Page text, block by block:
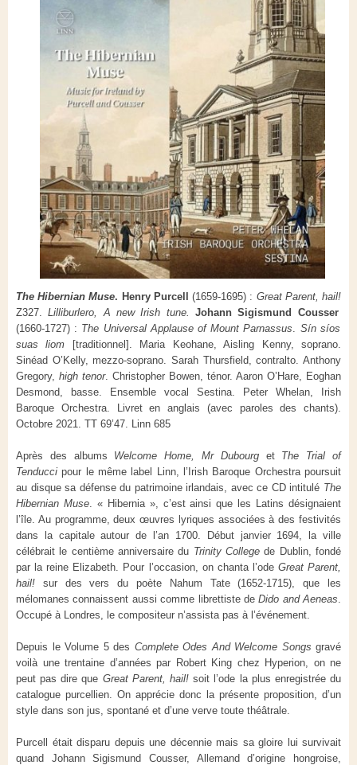
The Hibernian Muse. Henry Purcell (1659-1695) : Great Parent, hail!
Z327.Lilliburlero, A new Irish tune.
Johann Sigismund Cousser
(1660-1727) : The Universal Applause of Mount Parnassus
Sín síos
suas liom [traditionnel]. Maria Keohane, Aisling Kenny, soprano.
Sinéad O’Kelly, mezzo-soprano. Sarah Thursfield, contralto. Anthony
Gregory, high tenor. Christopher Bowen, ténor. Aaron O’Hare, Eoghan
Desmond, basse. Ensemble vocal Sestina. Peter Whelan, Irish
Baroque Orchestra. Livret en anglais (avec paroles des chants).
Octobre 2021. TT 69’47. Linn 685
Après des albums Welcome Home, Mr Dubourget The Trial of
Tenducci pour le même label Linn, l’Irish Baroque Orchestra poursuit
au disque sa défense du patrimoine irlandais, avec ce CD intitulé The
Hibernian Muse. « Hibernia », c’est ainsi que les Latins désignaient
l’île. Au programme, deux œuvres lyriques associées à des festivités
dans la capitale autour de l’an 1700. Début janvier 1694, la ville
célébrait le centième anniversaire du Trinity College de Dublin, fondé
par la reine Elizabeth. Pour l’occasion, on chanta l’ode Great Parent,
hail! sur des vers du poète Nahum Tate (1652-1715), que les
mélomanes connaissent aussi comme librettiste deDido and Aeneas
Occupé à Londres, le compositeur n’assista pas à l’événement.
Depuis le Volume 5 des Complete Odes And Welcome Songs gravé
voilà une trentaine d’années par Robert King chez Hyperion, on ne
peut pas dire que Great Parent, hail! soit l’ode la plus enregistrée du
catalogue purcellien. On apprécie donc la présente proposition, d’un
style dans son jus, spontané et d’une verve toute théâtrale.
Purcell était disparu depuis une décennie mais sa gloire lui survivait
quand Johann Sigismund Cousser, Allemand d’origine hongroise,